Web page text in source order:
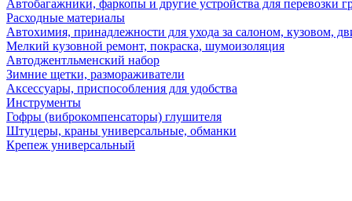
Автобагажники, фаркопы и другие устройства для перевозки
Расходные материалы
Автохимия, принадлежности для ухода за салоном, кузовом,
Мелкий кузовной ремонт, покраска, шумоизоляция
Автоджентльменский набор
Зимние щетки, размораживатели
Аксессуары, приспособления для удобства
Инструменты
Гофры (виброкомпенсаторы) глушителя
Штуцеры, краны универсальные, обманки
Крепеж универсальный